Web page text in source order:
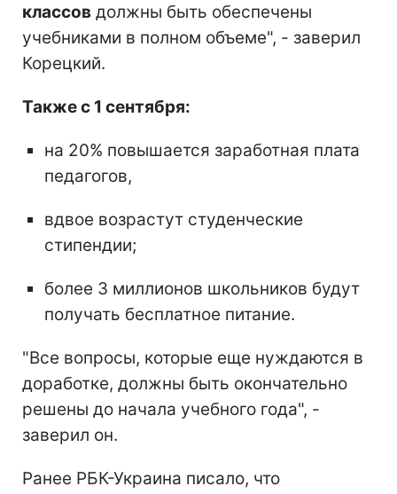
классов должны быть обеспечены
учебниками в полном объеме", - заверил
Корецкий.
Также с 1 сентября:
на 20% повышается заработная плата
педагогов,
вдвое возрастут студенческие
стипендии;
более 3 миллионов школьников будут
получать бесплатное питание.
"Все вопросы, которые еще нуждаются в
доработке, должны быть окончательно
решены до начала учебного года", -
заверил он.
Ранее РБК-Украина писало, что